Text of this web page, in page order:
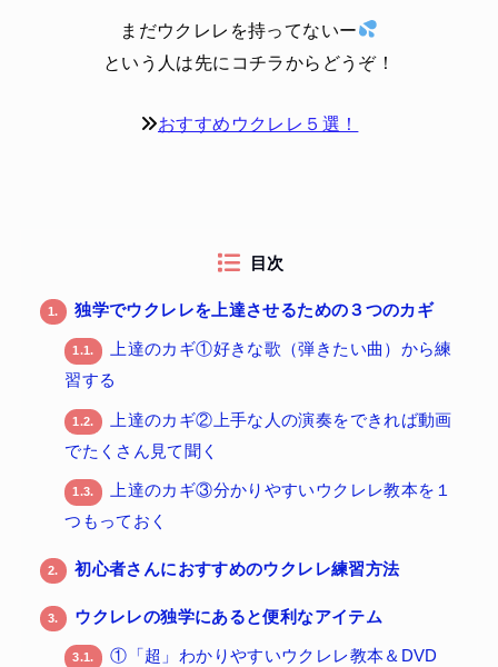
まだウクレレを持ってないー
という人は先にコチラからどうぞ！
おすすめウクレレ５選！
目次
1. 独学でウクレレを上達させるための３つのカギ
1.1.
上達のカギ①好きな歌（弾きたい曲）から練
習する
1.2.
上達のカギ②上手な人の演奏をできれば動画
でたくさん見て聞く
1.3.
上達のカギ③分かりやすいウクレレ教本を１
つもっておく
2. 初心者さんにおすすめのウクレレ練習方法
3. ウクレレの独学にあると便利なアイテム
3.1. ①「超」わかりやすいウクレレ教本＆DVD